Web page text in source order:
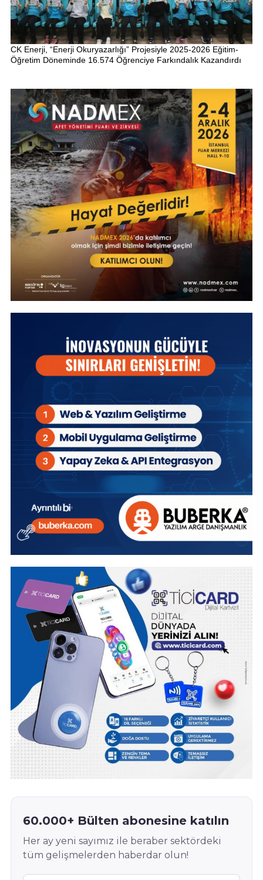
CK Enerji, “Enerji Okuryazarlığı” Projesiyle 2025-2026 Eğitim-
Öğretim Döneminde 16.574 Öğrenciye Farkındalık Kazandırdı
60.000+ Bülten abonesine katılın
Her ay yeni sayımız ile beraber sektördeki
tüm gelişmelerden haberdar olun!